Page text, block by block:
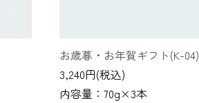
お歳暮・お年賀ギフト(K-04)
3,240円(税込)
内容量：70g×3本